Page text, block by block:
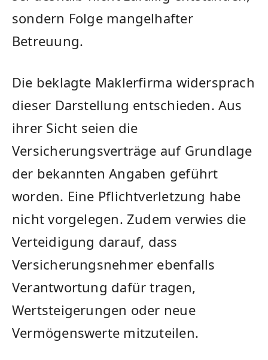
sondern Folge mangelhafter
Betreuung.
Die beklagte Maklerfirma widersprach
dieser Darstellung entschieden. Aus
ihrer Sicht seien die
Versicherungsverträge auf Grundlage
der bekannten Angaben geführt
worden. Eine Pflichtverletzung habe
nicht vorgelegen. Zudem verwies die
Verteidigung darauf, dass
Versicherungsnehmer ebenfalls
Verantwortung dafür tragen,
Wertsteigerungen oder neue
Vermögenswerte mitzuteilen.